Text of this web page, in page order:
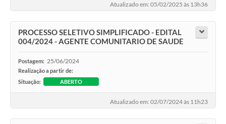
Atualizado em: 05/02/2025 às 13h36
PROCESSO SELETIVO SIMPLIFICADO - EDITAL
004/2024 - AGENTE COMUNITARIO DE SAUDE
Postagem: 25/06/2024
Realização a partir de:
Situação:
ABERTO
Atualizado em: 02/07/2024 às 11h23